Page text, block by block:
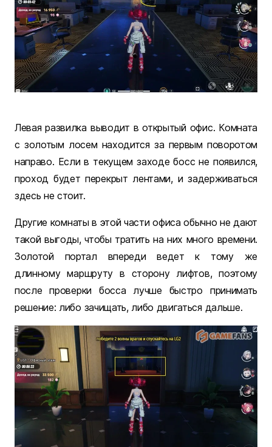
Левая развилка выводит в открытый офис. Комната
с золотым лосем находится за первым поворотом
направо. Если в текущем заходе босс не появился,
проход будет перекрыт лентами, и задерживаться
здесь не стоит.
Другие комнаты в этой части офиса обычно не дают
такой выгоды, чтобы тратить на них много времени.
Золотой портал впереди ведет к тому же
длинному маршруту в сторону лифтов, поэтому
после проверки босса лучше быстро принимать
решение: либо зачищать, либо двигаться дальше.